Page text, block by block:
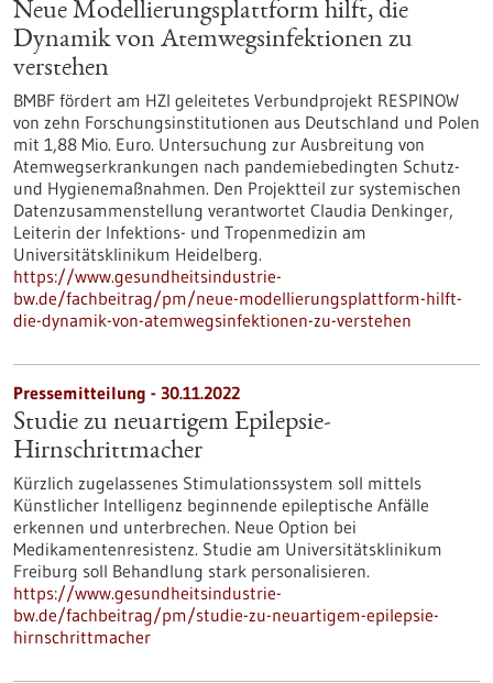
Neue Modellierungsplattform hilft, die
Dynamik von Atemwegsinfektionen zu
verstehen
BMBF fördert am HZI geleitetes Verbundprojekt RESPINOW
von zehn Forschungsinstitutionen aus Deutschland und Polen
mit 1,88 Mio. Euro. Untersuchung zur Ausbreitung von
Atemwegserkrankungen nach pandemiebedingten Schutz-
und Hygienemaßnahmen. Den Projektteil zur systemischen
Datenzusammenstellung verantwortet Claudia Denkinger,
Leiterin der Infektions- und Tropenmedizin am
Universitätsklinikum Heidelberg.
https://www.gesundheitsindustrie-
bw.de/fachbeitrag/pm/neue-modellierungsplattform-hilft-
die-dynamik-von-atemwegsinfektionen-zu-verstehen
Pressemitteilung - 30.11.2022
Studie zu neuartigem Epilepsie-
Hirnschrittmacher
Kürzlich zugelassenes Stimulationssystem soll mittels
Künstlicher Intelligenz beginnende epileptische Anfälle
erkennen und unterbrechen. Neue Option bei
Medikamentenresistenz. Studie am Universitätsklinikum
Freiburg soll Behandlung stark personalisieren.
https://www.gesundheitsindustrie-
bw.de/fachbeitrag/pm/studie-zu-neuartigem-epilepsie-
hirnschrittmacher